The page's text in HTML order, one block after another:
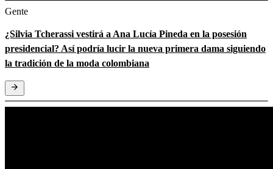
Gente
¿Silvia Tcherassi vestirá a Ana Lucía Pineda en la posesión
presidencial? Así podría lucir la nueva primera dama siguiendo
la tradición de la moda colombiana